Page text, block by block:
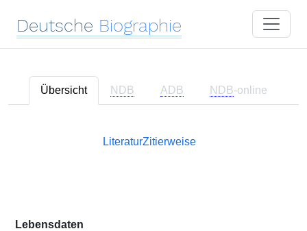
Deutsche Biographie
Übersicht NDB ADB NDB-online
LiteraturZitierweise
Lebensdaten